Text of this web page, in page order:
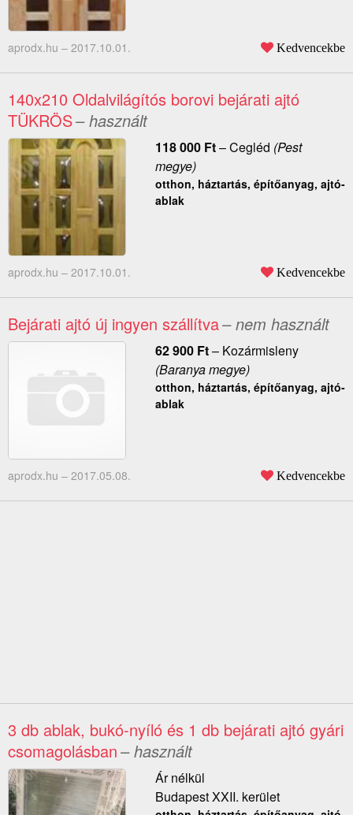
aprodx.hu – 2017.10.01. Kedvencekbe
140x210 Oldalvilágítós borovi bejárati ajtó
TÜKRÖS– használt
118 000 Ft–Cegléd (Pest
megye)
otthon, háztartás, építőanyag, ajtó-
ablak
aprodx.hu – 2017.10.01. Kedvencekbe
Bejárati ajtó új ingyen szállítva– nem használt
62 900 Ft– Kozármisleny
(Baranya megye)
otthon, háztartás, építőanyag, ajtó-
ablak
aprodx.hu – 2017.05.08. Kedvencekbe
3 db ablak, bukó-nyíló és 1 db bejárati ajtó gyári
csomagolásban– használt
Ár nélkül
Budapest XXII. kerület